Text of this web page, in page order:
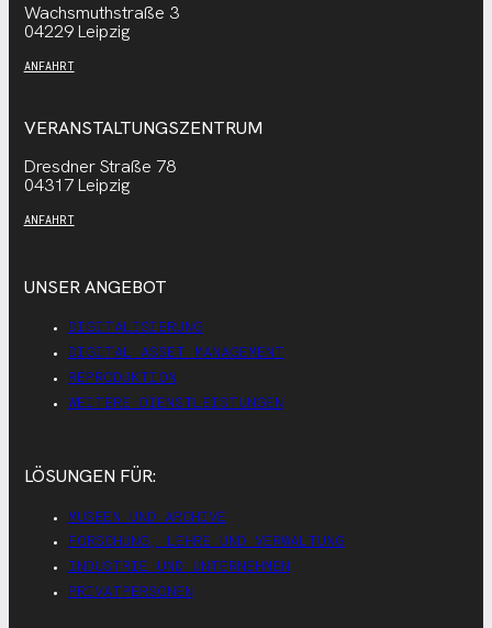
Wachsmuthstraße 3
04229 Leipzig
ANFAHRT
VERANSTALTUNGSZENTRUM
Dresdner Straße 78
04317 Leipzig
ANFAHRT
UNSER ANGEBOT
DIGITALISIERUNG
DIGITAL ASSET MANAGEMENT
REPRODUKTION
WEITERE DIENSTLEISTUNGEN
LÖSUNGEN FÜR:
MUSEEN UND ARCHIVE
FORSCHUNG, LEHRE UND VERWALTUNG
INDUSTRIE UND UNTERNEHMEN
PRIVATPERSONEN